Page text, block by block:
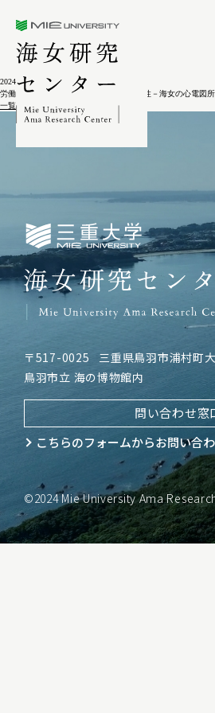
2024.02.04
労働環境に対する心機能の生理学的適応性－海女の心電図
一覧に戻る
〒517-0025
三重県鳥羽市浦村町
鳥羽市立 海の博物館内
問い合わせ窓
こちらのフォームからお問い合
©2024 Mie University Ama